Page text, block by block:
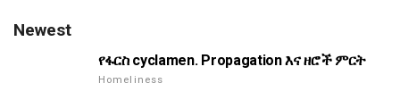
Newest
የፋርስ cyclamen. Propagation እና ዘሮች ምርት
Homeliness